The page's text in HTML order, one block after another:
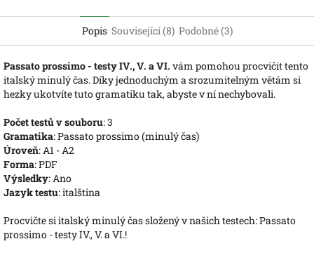
Popis Související (8) Podobné (3)
Passato prossimo - testy IV., V. a VI. vám pomohou procvičit tento
italský minulý čas. Díky jednoduchým a srozumitelným větám si
hezky ukotvíte tuto gramatiku tak, abyste v ní nechybovali.
Počet testů v souboru: 3
Gramatika: Passato prossimo (minulý čas)
Úroveň: A1 - A2
Forma: PDF
Výsledky: Ano
Jazyk testu: italština
Procvičte si italský minulý čas složený v našich testech: Passato
prossimo - testy IV., V. a VI.!